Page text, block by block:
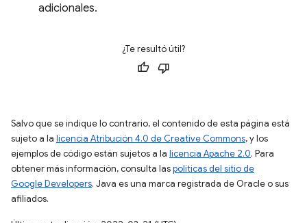
adicionales.
¿Te resultó útil?
Salvo que se indique lo contrario, el contenido de esta página está
sujeto a la licencia Atribución 4.0 de Creative Commons, y los
ejemplos de código están sujetos a la licencia Apache 2.0. Para
obtener más información, consulta laspolíticas del sitio de
Google Developers. Java es una marca registrada de Oracle o sus
afiliados.